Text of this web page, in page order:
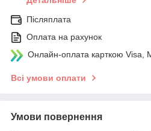
Післяплата
Оплата на рахунок
Онлайн-оплата карткою Visa,
Всі умови оплати
Умови повернення